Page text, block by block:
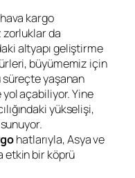
kargo
zorluklar da
altyapı geliştirme
büyümemiz için
yaşanan
açabiliyor. Yine
yükselişi,
hatlarıyla, Asya ve
etkin bir köprü